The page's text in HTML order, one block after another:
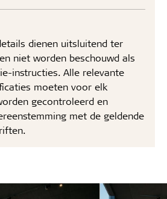
dienen uitsluitend ter
niet worden beschouwd als
instructies. Alle relevante
moeten voor elk
gecontroleerd en
met de geldende